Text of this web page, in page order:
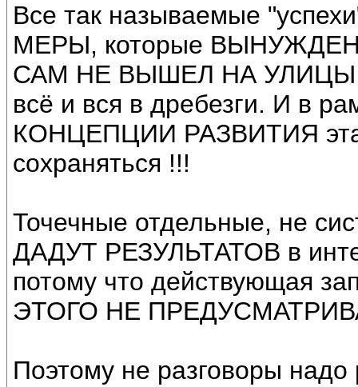
Все так называемые
МЕРЫ, которые
САМ НЕ ВЫШЕЛ НА УЛИЦЫ
всё и вся в дребезги. И в
КОНЦЕПЦИИ РАЗВИТИЯ эта
сохраняться !!!
Точечные отдельные, не
ДАДУТ РЕЗУЛЬТАТОВ в
потому что действующая
ЭТОГО НЕ
Поэтому не разговоры